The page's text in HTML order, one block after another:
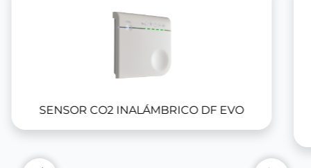
SENSOR CO2 INALÁMBRICO DF EVO